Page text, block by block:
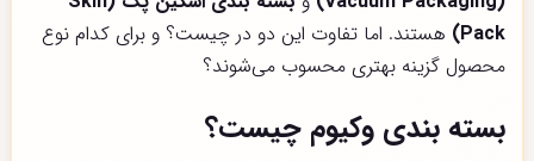
Pack) هستند. اما تفاوت این دو در چیست؟ و برای کدام نوع
محصول گزینه بهتری محسوب می‌شوند؟
بسته بندی وکیوم چیست؟